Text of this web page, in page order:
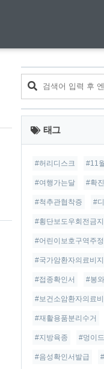
태그
#허리디스크 #11
#여행가는달 #확
#척추관협착증 #
#횡단보도우회전금지
#어린이보호구역주
#국가암환자의료비
#접종확인서 #봉
#보건소암환자의료
#재활용품분리수거
#지방육종 #멍이
#음성확인서발급